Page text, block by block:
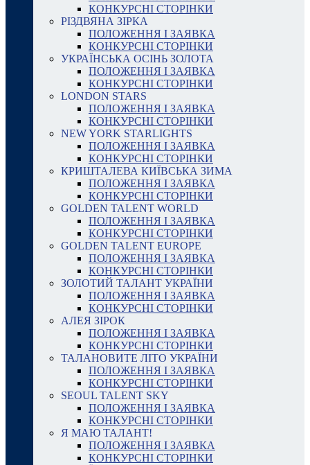
КОНКУРСНІ СТОРІНКИ
РІЗДВЯНА ЗІРКА
ПОЛОЖЕННЯ І ЗАЯВКА
КОНКУРСНІ СТОРІНКИ
УКРАЇНСЬКА ОСІНЬ ЗОЛОТА
ПОЛОЖЕННЯ І ЗАЯВКА
КОНКУРСНІ СТОРІНКИ
LONDON STARS
ПОЛОЖЕННЯ І ЗАЯВКА
КОНКУРСНІ СТОРІНКИ
NEW YORK STARLIGHTS
ПОЛОЖЕННЯ І ЗАЯВКА
КОНКУРСНІ СТОРІНКИ
КРИШТАЛЕВА КИЇВСЬКА ЗИМА
ПОЛОЖЕННЯ І ЗАЯВКА
КОНКУРСНІ СТОРІНКИ
GOLDEN TALENT WORLD
ПОЛОЖЕННЯ І ЗАЯВКА
КОНКУРСНІ СТОРІНКИ
GOLDEN TALENT EUROPE
ПОЛОЖЕННЯ І ЗАЯВКА
КОНКУРСНІ СТОРІНКИ
ЗОЛОТИЙ ТАЛАНТ УКРАЇНИ
ПОЛОЖЕННЯ І ЗАЯВКА
КОНКУРСНІ СТОРІНКИ
АЛЕЯ ЗІРОК
ПОЛОЖЕННЯ І ЗАЯВКА
КОНКУРСНІ СТОРІНКИ
ТАЛАНОВИТЕ ЛІТО УКРАЇНИ
ПОЛОЖЕННЯ І ЗАЯВКА
КОНКУРСНІ СТОРІНКИ
SEOUL TALENT SKY
ПОЛОЖЕННЯ І ЗАЯВКА
КОНКУРСНІ СТОРІНКИ
Я МАЮ ТАЛАНТ!
ПОЛОЖЕННЯ І ЗАЯВКА
КОНКУРСНІ СТОРІНКИ